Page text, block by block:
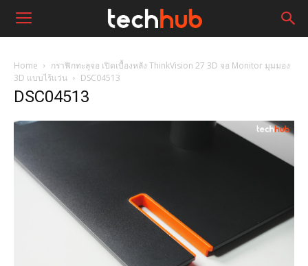
Home
กราฟิกทะลุจอ เปิดเบื้องหลัง ThinkVision 27 3D จอ Monitor มุมมอง
3D แบบไร้แว่น
DSC04513
DSC04513